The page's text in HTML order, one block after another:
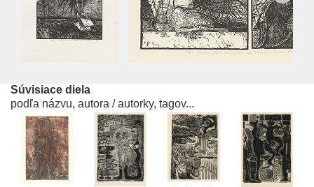
Súvisiace diela
podľa názvu, autora / autorky, tagov...